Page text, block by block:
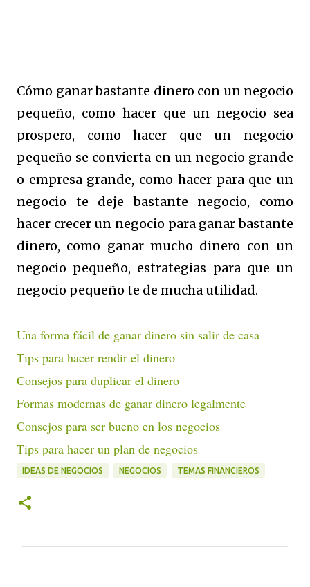
Cómo ganar bastante dinero con un negocio
pequeño, como hacer que un negocio sea
prospero, como hacer que un negocio
pequeño se convierta en un negocio grande
o empresa grande, como hacer para que un
negocio te deje bastante negocio, como
hacer crecer un negocio para ganar bastante
dinero, como ganar mucho dinero con un
negocio pequeño, estrategias para que un
negocio pequeño te de mucha utilidad.
Una forma fácil de ganar dinero sin salir de casa
Tips para hacer rendir el dinero
Consejos para duplicar el dinero
Formas modernas de ganar dinero legalmente
Consejos para ser bueno en los negocios
Tips para hacer un plan de negocios
IDEAS DE NEGOCIOS NEGOCIOS TEMAS FINANCIEROS